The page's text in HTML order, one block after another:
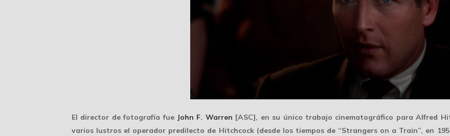
El director de fotografía fue John F. Warren [ASC], en su único trabajo cinematográfico para Alfred
varios lustros el operador predilecto de Hitchcock (desde los tiempos de “Strangers on a Train”, en